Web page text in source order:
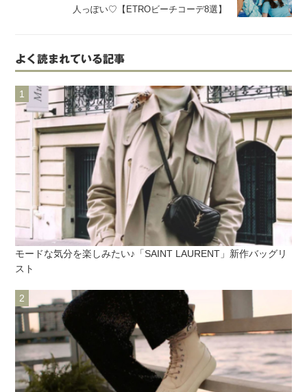
人っぽい♡【ETROビーチコーデ8選】
よく読まれている記事
モードな気分を楽しみたい♪「SAINT LAURENT」新作バッグリ
スト